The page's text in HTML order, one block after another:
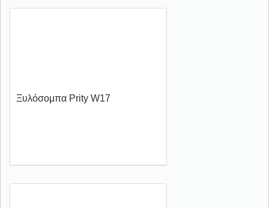
Ξυλόσομπα Prity W17